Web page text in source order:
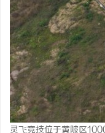
灵飞竞技位于黄陂区